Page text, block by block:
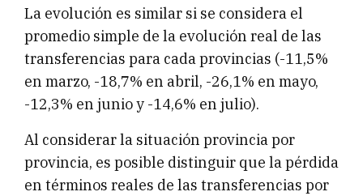
La evolución es similar si se considera el
promedio simple de la evolución real de las
transferencias para cada provincias (-11,5%
en marzo, -18,7% en abril, -26,1% en mayo,
-12,3% en junio y -14,6% en julio).
Al considerar la situación provincia por
provincia, es posible distinguir que la pérdida
en términos reales de las transferencias por